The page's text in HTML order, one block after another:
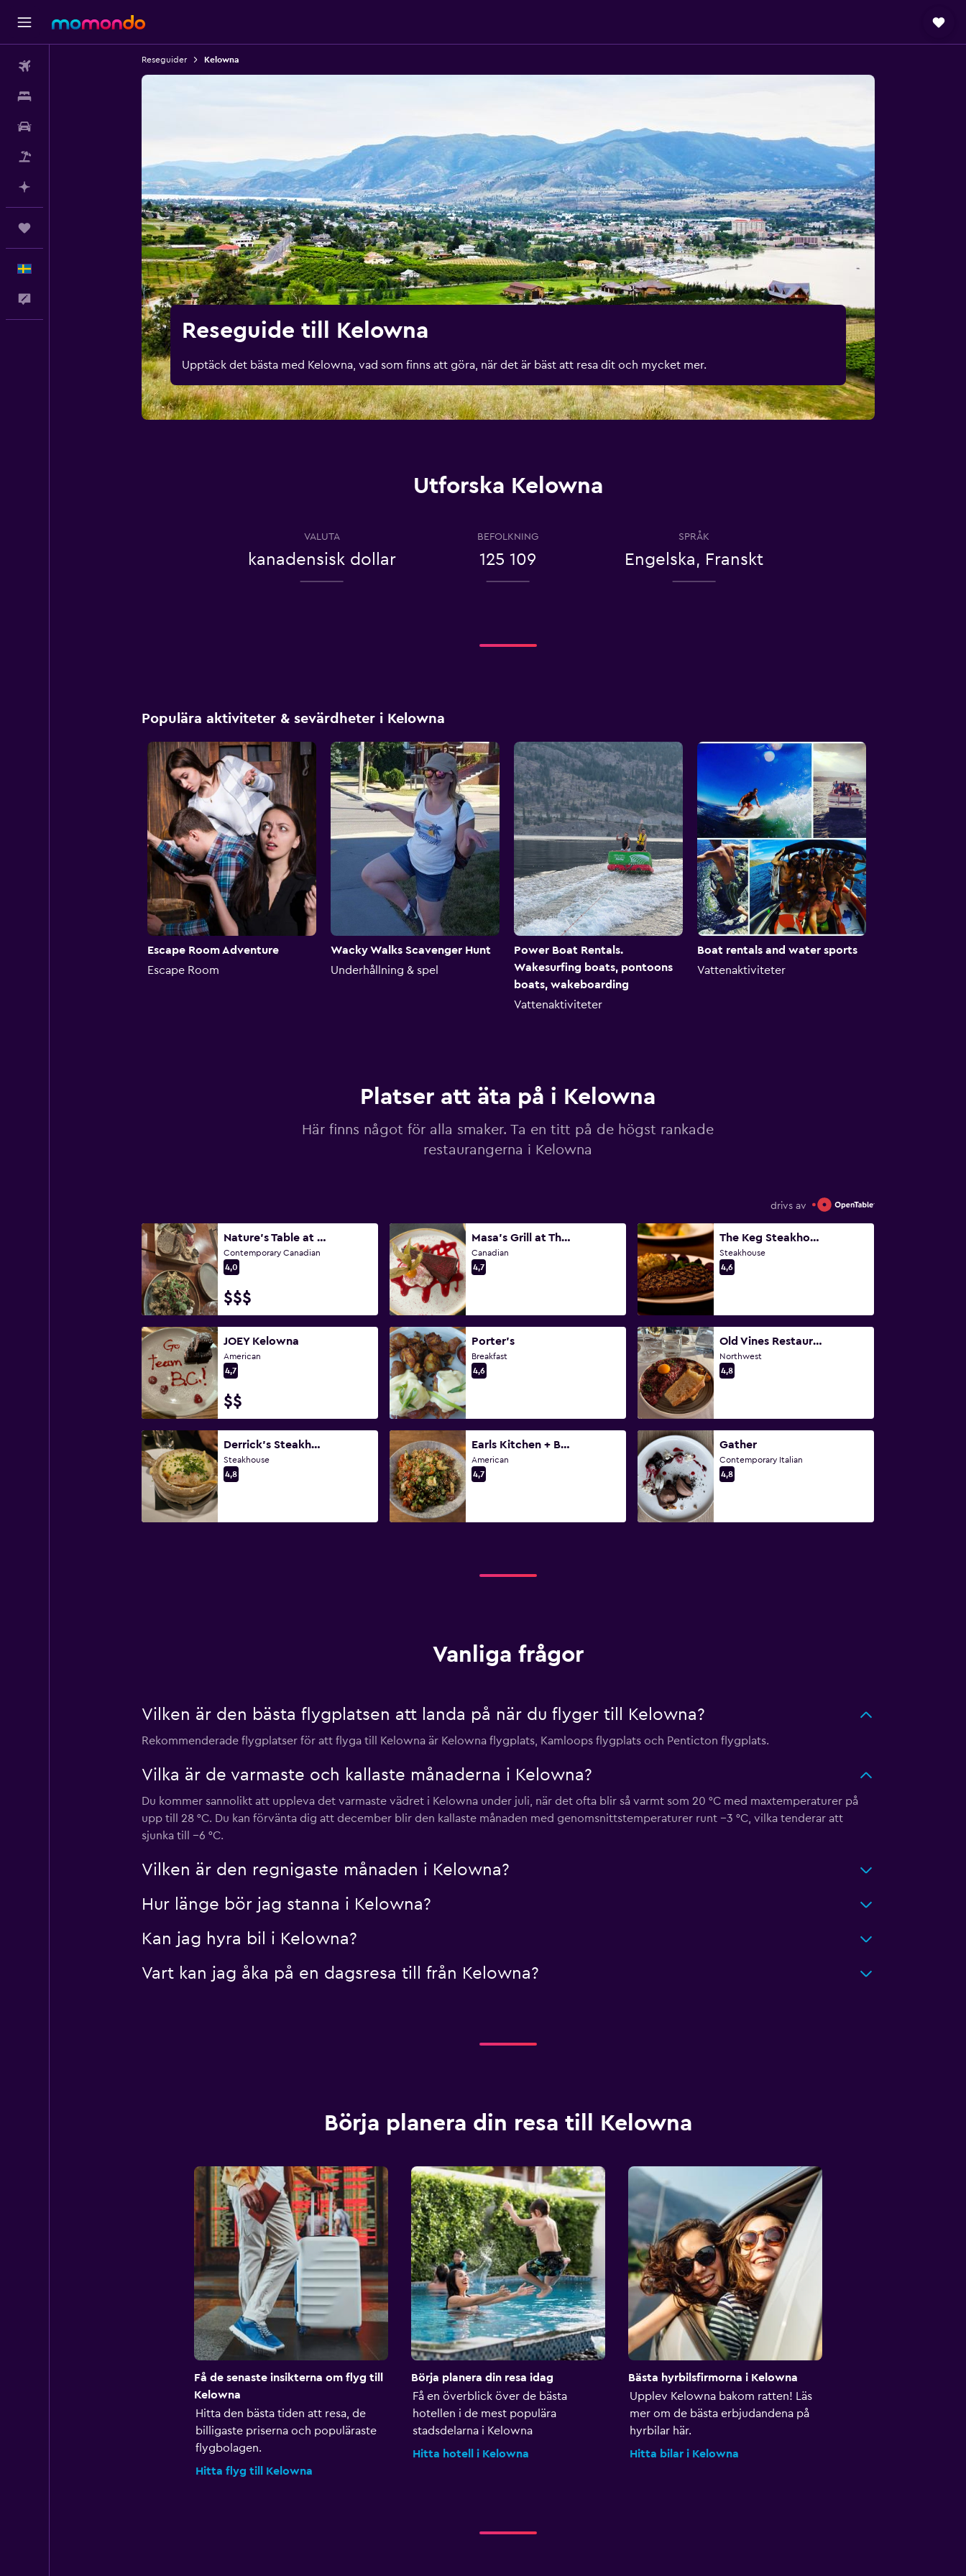
Reseguider Kelowna
Reseguide till Kelowna
Upptäck det bästa med Kelowna, vad som finns att göra, när det är bäst att resa dit och mycket mer.
Utforska Kelowna
VALUTA
kanadensisk dollar
BEFOLKNING
125 109
SPRÅK
Engelska, Franskt
Populära aktiviteter & sevärdheter i Kelowna
Escape Room Adventure
Escape Room
Wacky Walks Scavenger Hunt
Underhållning & spel
Power Boat Rentals.
Wakesurfing boats, pontoons
boats, wakeboarding
Vattenaktiviteter
Boat rentals and water sports
Vattenaktiviteter
Platser att äta på i Kelowna
Här finns något för alla smaker. Ta en titt på de högst rankade
restaurangerna i Kelowna
drivs av
Nature’s Table at Summerhill Pyramid Winery
Contemporary Canadian
4,0
$$$
Masa's Grill at The Harvest Golf Club
Canadian
4,7
The Keg Steakhouse + Bar - Kelowna
Steakhouse
4,6
JOEY Kelowna
American
4,7
$$
Porter's
Breakfast
4,6
Old Vines Restaurant at Quails’ Gate Winery
Northwest
4,8
Derrick's Steakhouse
Steakhouse
4,8
Earls Kitchen + Bar - Kelowna
American
4,7
Gather
Contemporary Italian
4,8
Vanliga frågor
Vilken är den bästa flygplatsen att landa på när du flyger till Kelowna?
Rekommenderade flygplatser för att flyga till Kelowna är Kelowna flygplats, Kamloops flygplats och Penticton flygplats.
Vilka är de varmaste och kallaste månaderna i Kelowna?
Du kommer sannolikt att uppleva det varmaste vädret i Kelowna under juli, när det ofta blir så varmt som 20 °C med maxtemperaturer på
upp till 28 °C. Du kan förvänta dig att december blir den kallaste månaden med genomsnittstemperaturer runt −3 °C, vilka tenderar att
sjunka till −6 °C.
Vilken är den regnigaste månaden i Kelowna?
Hur länge bör jag stanna i Kelowna?
Kan jag hyra bil i Kelowna?
Vart kan jag åka på en dagsresa till från Kelowna?
Börja planera din resa till Kelowna
Få de senaste insikterna om flyg till
Kelowna
Hitta den bästa tiden att resa, de
billigaste priserna och populäraste
flygbolagen.
Hitta flyg till Kelowna
Börja planera din resa idag
Få en överblick över de bästa
hotellen i de mest populära
stadsdelarna i Kelowna
Hitta hotell i Kelowna
Bästa hyrbilsfirmorna i Kelowna
Upplev Kelowna bakom ratten! Läs
mer om de bästa erbjudandena på
hyrbilar här.
Hitta bilar i Kelowna